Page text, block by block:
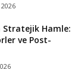
Stratejik Hamle:
ve Post-